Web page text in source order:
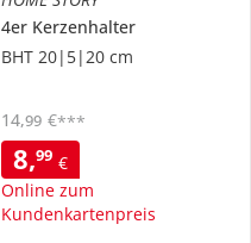
4er Kerzenhalter
BHT 20|5|20 cm
8,99 €
Online zum
Kundenkartenpreis
14,99 €***